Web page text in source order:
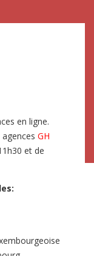
en ligne.
GH
et de